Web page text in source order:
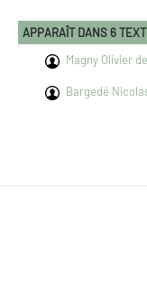
APPARAÎT DANS 6
Magny Olivier
Bargedé